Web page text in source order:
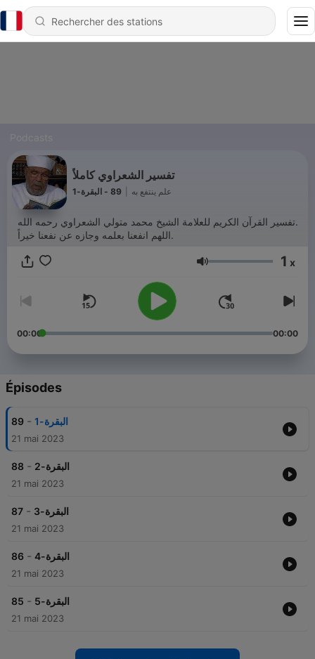
تفسير الشعراوي كاملاً
علم ينتفع به 89 - البقرة-1
تفسير القرآن الكريم للعلامة الشيخ محمد متولي الشعراوي رحمه الله.
اللهم انفعنا بعلمه وجازه عن نفعنا خيراً.
Volume 1 x
00:00 00:00
Épisodes
89 - البقرة-1
21 mai 2023
88 - البقرة-2
21 mai 2023
87 - البقرة-3
21 mai 2023
86 - البقرة-4
21 mai 2023
85 - البقرة-5
21 mai 2023